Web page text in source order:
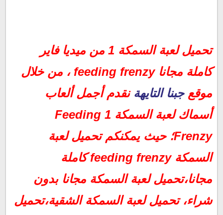
تحميل لعبة السمكة 1 من ميديا فاير كاملة مجانا feeding
frenzy
مميزات لعبة السمكة 1 Feeding Frenzy
تحميل لعبة السمكة الشقية feeding frenzy كاملة مجانا
تحميل لعبة السمكة 1 من ميديا فاير كاملة للكمبيوتر
تحميل لعبة السمكة للاندرويد- feeding frenzy 1 apk:
تحميل لعبة السمكة 1 من ميديا فاير
كاملة مجانا feeding frenzy ، من خلال
موقعجبنا التايهة نقدم أجمل ألعاب
أسماك لعبة السمكة 1 Feeding
Frenzy؛ حيث يمكنكم تحميل لعبة
السمكة feeding frenzy كاملة
مجانا،تحميل لعبة السمكة مجانا بدون
شراء، تحميل لعبة السمكة الشقية،تحميل